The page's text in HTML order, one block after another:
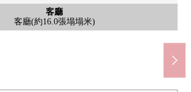
客廳
客廳(約16.0張塌塌米)
外觀
外觀
廚房
廚房
公共汽車
公共汽車
洗臉
盥洗台
廁所
廁所
收納
收納
收納
鞋櫃
門口
門口
客廳
客廳(約16.0張塌塌米)
室內
西式房間(約4.5張塌塌米)
室內
西式房間(約6.0張塌塌米)
室內
西式房間(約6.0張塌塌米)
陽台
東北一側陽台
風景
來自東北一側陽台的風景
陽台
西側陽台
風景
來自西側陽台的風景
外觀
外觀
其他
摩托車堆放處
其他
腳踏車停放處
入口
入口
其他
集合郵筒
其他
腳踏車停放處
其他
電梯
下新莊站(阪急千裡線)(約550m)
步行7分鐘。
新莊站(阪急京都本線)(約990m)
步行12分鐘。
永存下新莊商店(約270m)
步行4分鐘。步行13分鐘
藥品上新莊商店(約1170m)
步行15分鐘。
大阪市立下新莊小學(約590m)
步行8分鐘。步行8分鐘
大阪市立東澱中學(約1450m)
步行19分鐘。